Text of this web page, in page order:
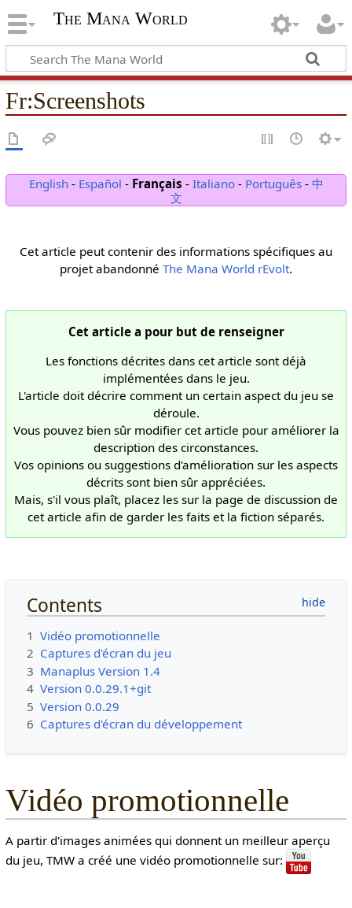
The Mana World
Fr:Screenshots
English- Español - Français - Italiano- Português- 中
文
Cet article peut contenir des informations spécifiques au
projet abandonné The Mana World rEvolt.
Cet article a pour but de renseigner
Les fonctions décrites dans cet article sont déjà
implémentées dans le jeu.
L'article doit décrire comment un certain aspect du jeu se
déroule.
Vous pouvez bien sûr modifier cet article pour améliorer la
description des circonstances.
Vos opinions ou suggestions d'amélioration sur les aspects
décrits sont bien sûr appréciées.
Mais, s'il vous plaît, placez les sur la page de discussion de
cet article afin de garder les faits et la fiction séparés.
Contents
1 Vidéo promotionnelle
2 Captures d'écran du jeu
3 Manaplus Version 1.4
4 Version 0.0.29.1+git
5 Version 0.0.29
6 Captures d'écran du développement
Vidéo promotionnelle
A partir d'images animées qui donnent un meilleur aperçu
du jeu, TMW a créé une vidéo promotionnelle sur: